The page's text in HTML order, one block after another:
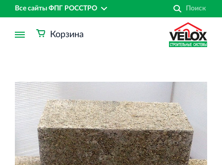
Все сайты ФПГ РОССТРО
Корзина